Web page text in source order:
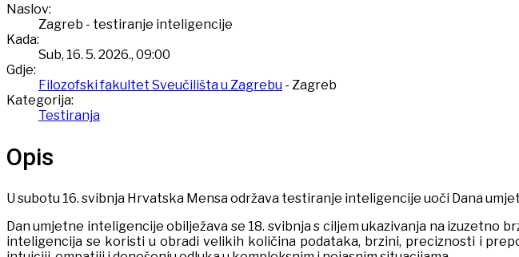
Naslov:
Zagreb - testiranje inteligencije
Kada:
Sub, 16. 5. 2026., 09:00
Gdje:
Filozofski fakultet Sveučilišta u Zagrebu - Zagreb
Kategorija:
Testiranja
Opis
U subotu 16. svibnja Hrvatska Mensa održava testiranje inteligencije uoči Dana
Dan umjetne inteligencije obilježava se 18. svibnja s ciljem ukazivanja na izuzetno
inteligencija se koristi u obradi velikih količina podataka, brzini, preciznosti i